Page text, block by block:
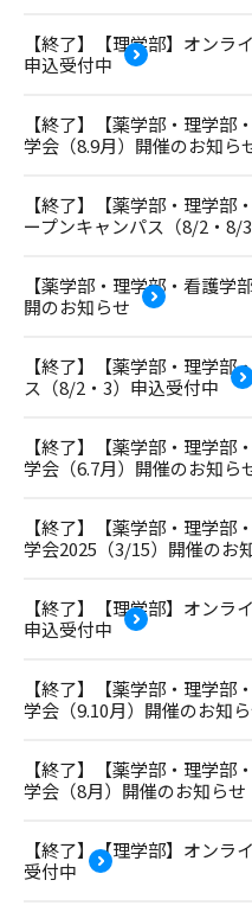
【終了】【理学部】オンラ
申込受付中
【終了】【薬学部・理学
学会（8.9月）開催のお知ら
【終了】【薬学部・理学部
ープンキャンパス（8/2・8/
【薬学部・理学部・看護
開のお知らせ
【終了】【薬学部・理学部
ス（8/2・3）申込受付中
【終了】【薬学部・理学
学会（6.7月）開催のお知ら
【終了】【薬学部・理学
学会2025（3/15）開催のお
【終了】【理学部】オンラ
申込受付中
【終了】【薬学部・理学
学会（9.10月）開催のお知
【終了】【薬学部・理学
学会（8月）開催のお知らせ
【終了】【理学部】オンラ
受付中